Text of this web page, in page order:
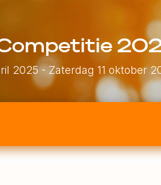
2025- Zaterdag 11 oktober